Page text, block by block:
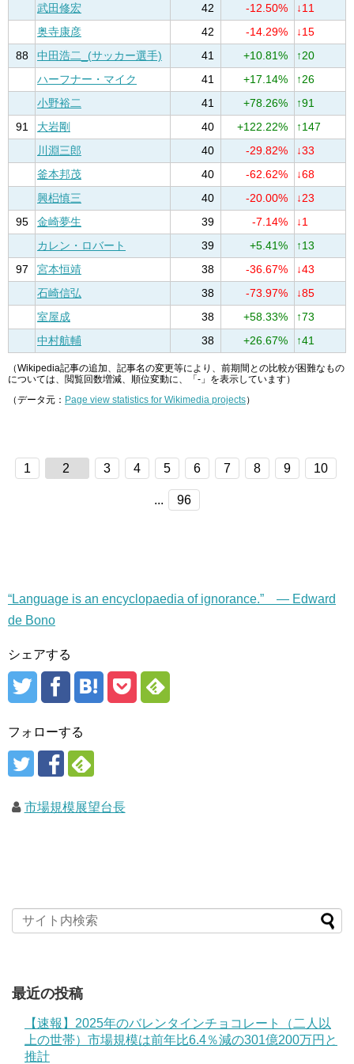
武田修宏 42 -12.50%
↓11
奥寺康彦
42 -14.29%
↓15
88
中田浩二_(サッカー選手) 41 +10.81%
↑20
ハーフナー・マイク
41 +17.14%
↑26
小野裕二
41 +78.26%
↑91
91
大岩剛 40 +122.22%
↑147
川淵三郎
40 -29.82%
↓33
釜本邦茂
40 -62.62%
↓68
興梠慎三
40 -20.00%
↓23
95
金崎夢生 39 -7.14%
↓1
カレン・ロバート
39 +5.41%
↑13
97
宮本恒靖 38 -36.67%
↓43
石崎信弘
38 -73.97%
↓85
室屋成
38 +58.33%
↑73
中村航輔
38 +26.67% ↑41
（Wikipedia記事の追加、記事名の変更等により、前期間との比較が困難なもの
については、閲覧回数増減、順位変動に、「-」を表示しています）
（データ元： Page view statistics for Wikimedia projects）
1 2 3 4 5 6 7 8 9 10
... 96
“Language is an encyclopaedia of ignorance.” — Edward
de Bono
シェアする
フォローする
市場規模展望台長
最近の投稿
【速報】2025年のバレンタインチョコレート（二人以
上の世帯）市場規模は前年比6.4％減の301億200万円と
推計